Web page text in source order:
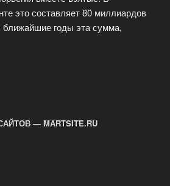
это составляет 80 миллиардов
годы эта сумма,
— MARTSITE.RU